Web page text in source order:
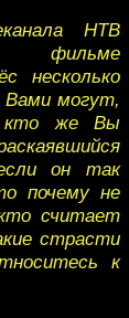
НТВ
фильме
несколько
Вами могут,
кто же Вы
он так
почему не
считает
страсти
к